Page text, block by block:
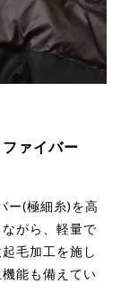
ァイバー
ー(極細糸)を高
がら、軽量で
毛加工を施し
能も備えてい